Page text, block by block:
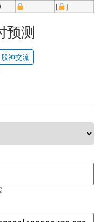
[ ]
预测
股神交流